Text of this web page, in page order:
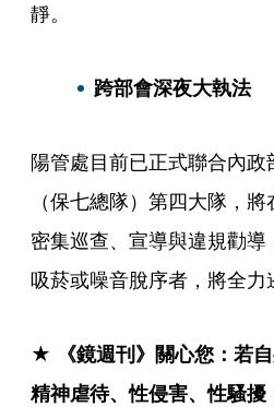
靜。
跨部會深夜大執法
陽管處目前已正式聯合內
（保七總隊）第四大隊，
密集巡查、宣導與違規勸
吸菸或噪音脫序者，將全力
★ 《鏡週刊》關心您：若自
精神虐待、性侵害、性騷